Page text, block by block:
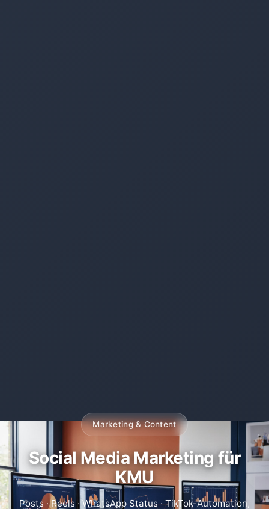
Marketing & Content
Social Media Marketing für
KMU
Posts · Reels · WhatsApp Status · TikTok-Automation,